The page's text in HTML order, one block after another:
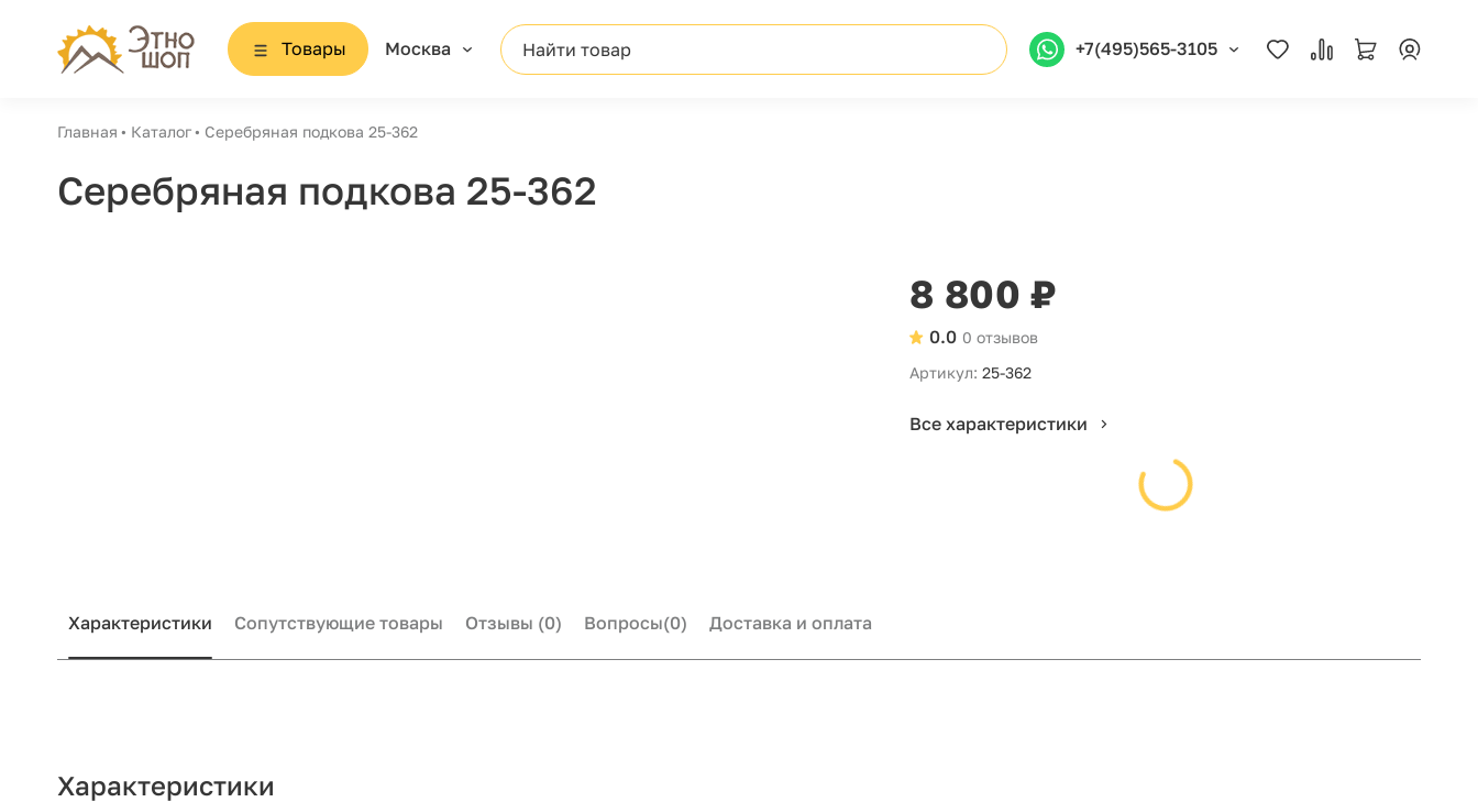
Товары Москва Найти товар +7(495)565-3105
Главная Каталог Серебряная подкова 25-362
Серебряная подкова 25-362
8 800 ₽
0 отзывов
0.0
Артикул: 25-362
Все характеристики
Характеристики Сопутствующие товары Отзывы (0) Вопросы(0) Доставка и оплата
Характеристики